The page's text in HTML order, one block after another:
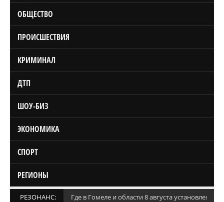
ОБЩЕСТВО
ПРОИСШЕСТВИЯ
КРИМИНАЛ
ДТП
ШОУ-БИЗ
ЭКОНОМИКА
СПОРТ
РЕГИОНЫ
РЕЗОНАНС: Где в Гомеле и области 8 августа установлены